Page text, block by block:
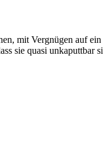
mit Vergnügen auf
sie quasi unkaputtbar